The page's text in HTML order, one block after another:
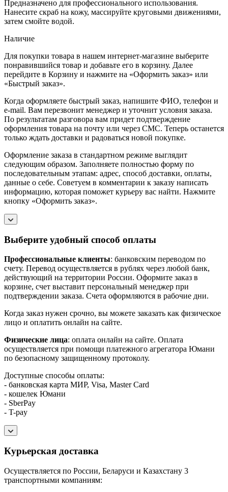
Предназначено для профессионального использования.
Нанесите скраб на кожу, массируйте круговыми движениями,
затем смойте водой.
Наличие
Для покупки товара в нашем интернет-магазине выберите
понравившийся товар и добавьте его в корзину. Далее
перейдите в Корзину и нажмите на «Оформить заказ» или
«Быстрый заказ».
Когда оформляете быстрый заказ, напишите ФИО, телефон и
e-mail. Вам перезвонит менеджер и уточнит условия заказа.
По результатам разговора вам придет подтверждение
оформления товара на почту или через СМС. Теперь останется
только ждать доставки и радоваться новой покупке.
Оформление заказа в стандартном режиме выглядит
следующим образом. Заполняете полностью форму по
последовательным этапам: адрес, способ доставки, оплаты,
данные о себе. Советуем в комментарии к заказу написать
информацию, которая поможет курьеру вас найти. Нажмите
кнопку «Оформить заказ».
Выберите удобный способ оплаты
Профессиональные клиенты: банковским переводом по
счету. Перевод осуществляется в рублях через любой банк,
действующий на территории России. Оформите заказ в
корзине, счет выставит персональный менеджер при
подтверждении заказа. Счета оформляются в рабочие дни.
Когда заказ нужен срочно, вы можете заказать как физическое
лицо и оплатить онлайн на сайте.
Физические лица: оплата онлайн на сайте. Оплата
осуществляется при помощи платежного агрегатора Юмани
по безопасному защищенному протоколу.
Доступные способы оплаты:
- банковская карта МИР, Visa, Master Card
- кошелек Юмани
- SberPay
- T-pay
Курьерская доставка
Осуществляется по России, Беларуси и Казахстану 3
транспортными компаниям: